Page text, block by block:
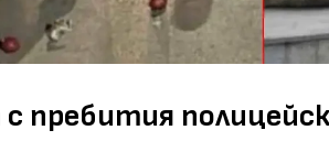
с пребития